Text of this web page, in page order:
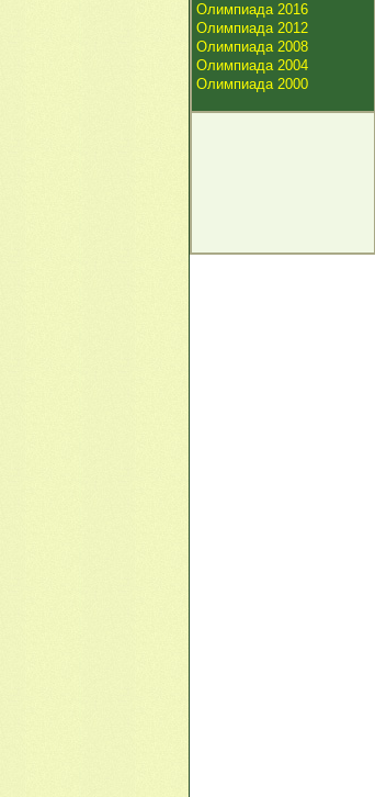
Олимпиада 2016
Олимпиада 2012
Олимпиада 2008
Олимпиада 2004
Олимпиада 2000